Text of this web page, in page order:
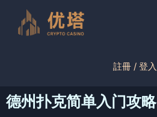
註冊 / 登入
德州扑克简单入门攻略